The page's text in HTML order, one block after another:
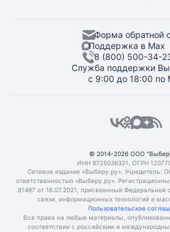
Форма обратной
Поддержка в Max
8 (800) 500-34-
Служба поддержки
с 9:00 до 18:00 по
© 2014-2026 ООО
ИНН 9725036321, ОГРН
Сетевое издание «Выберу.ру». Учредитель:
ответственностью «Выберу.ру».
81497 от 16.07.2021, присвоенный Федеральной
связи, информационных технологий и
Пользовательское
Все права на любые материалы,
соответствии с российским и